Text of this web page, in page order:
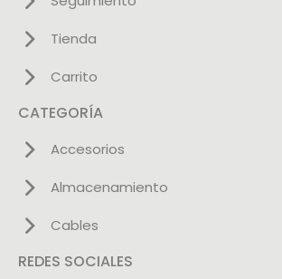
Tienda
Carrito
CATEGORÍA
Accesorios
Almacenamiento
Cables
REDES SOCIALES